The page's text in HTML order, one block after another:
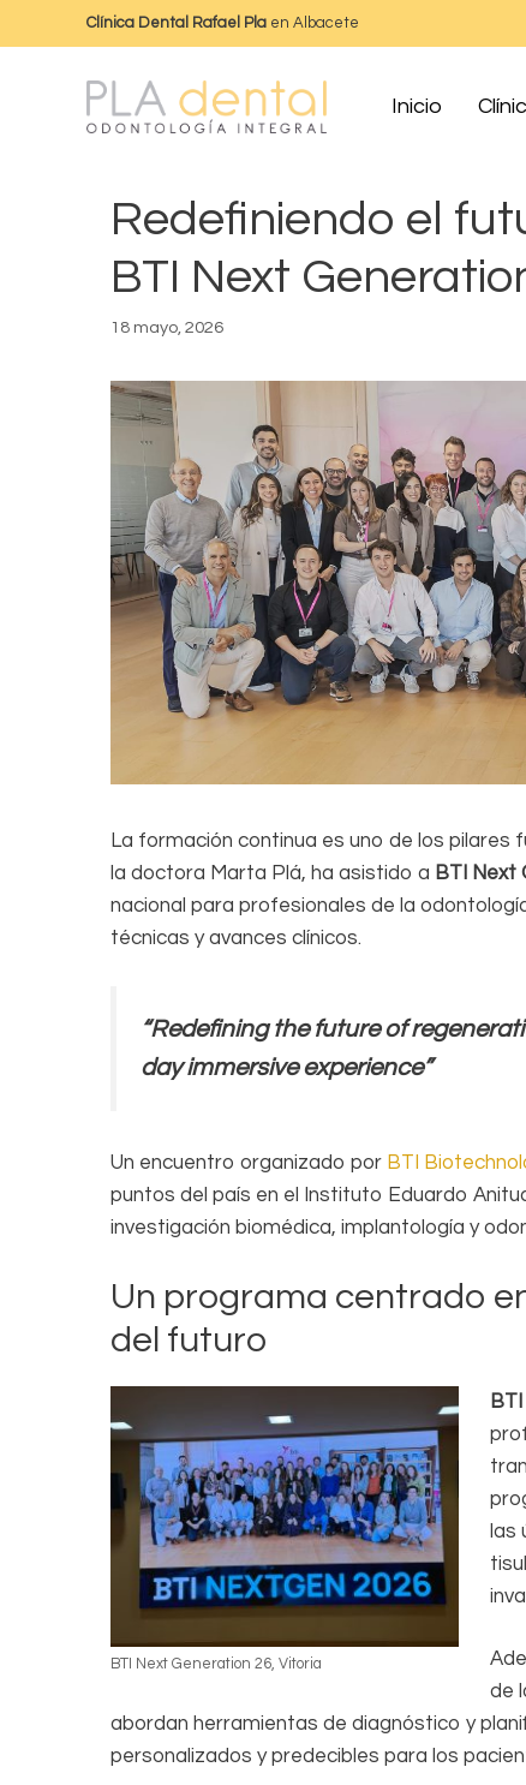
Clínica Dental Rafael Pla en Albacete
Inicio
Redefiniendo el
BTI Next
18 mayo, 2026
La formación continua es uno de los pilares
la doctora Marta Plá, ha asistido a BTI Next
nacional para profesionales de la
técnicas y avances clínicos.
“Redefining the future of
day immersive experience”
Un encuentro organizado por BTI
puntos del país en el Instituto Eduardo
investigación biomédica, implantología y
Un programa centrado
del futuro
BTI Next Generation 26, Vitoria
las
de
abordan herramientas de diagnóstico y
personalizados y predecibles para los